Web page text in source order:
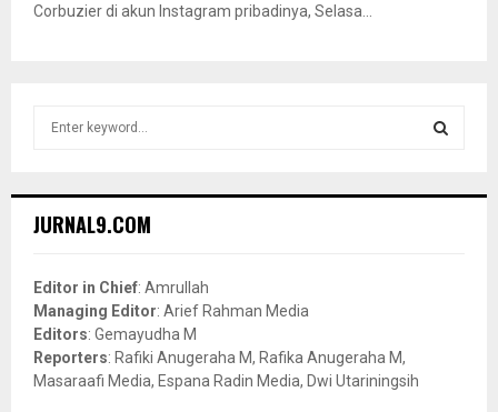
Corbuzier di akun Instagram pribadinya, Selasa...
h
o
r
:
JURNAL9.COM
Editor in Chief: Amrullah
Managing Editor: Arief Rahman Media
Editors: Gemayudha M
Reporters: Rafiki Anugeraha M, Rafika Anugeraha M,
Masaraafi Media, Espana Radin Media, Dwi Utariningsih